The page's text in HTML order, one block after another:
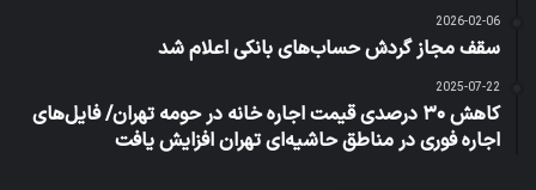
2026-02-06
سقف مجاز گردش حساب‌های بانکی اعلام شد
2025-07-22
کاهش ۳۰ درصدی قیمت اجاره خانه در حومه تهران/ فایل‌های
اجاره‌ فوری در مناطق حاشیه‌ای تهران افزایش یافت